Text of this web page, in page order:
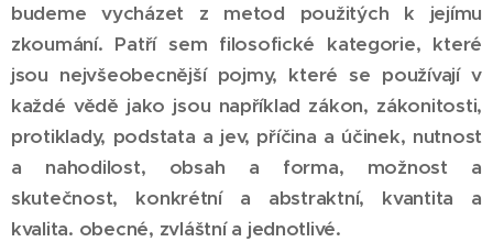
budeme vycházet z metod použitých k jejímu
zkoumání. Patří sem filosofické kategorie, které
jsou nejvšeobecnější pojmy, které se používají v
každé vědě jako jsou například zákon, zákonitosti,
protiklady, podstata a jev, příčina a účinek, nutnost
a nahodilost, obsah a forma, možnost a
skutečnost, konkrétní a abstraktní, kvantita a
kvalita. obecné, zvláštní a jednotlivé.